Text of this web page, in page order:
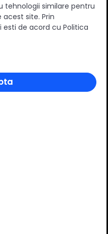
tehnologii similare pentru
site. Prin
acord cu Politica